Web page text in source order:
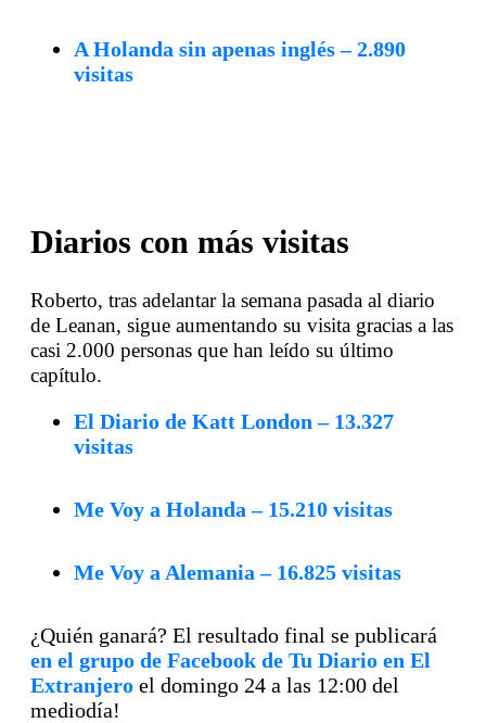
A Holanda sin apenas inglés – 2.890
visitas
Diarios con más visitas
Roberto, tras adelantar la semana pasada al diario
de Leanan, sigue aumentando su visita gracias a las
casi 2.000 personas que han leído su último
capítulo.
El Diario de Katt London – 13.327
visitas
Me Voy a Holanda – 15.210 visitas
Me Voy a Alemania – 16.825 visitas
¿Quién ganará? El resultado final se publicará
en el grupo de Facebook de Tu Diario en El
Extranjero el domingo 24 a las 12:00 del
mediodía!